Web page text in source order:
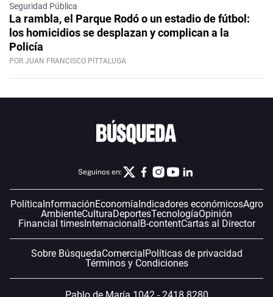
Seguridad Pública
La rambla, el Parque Rodó o un estadio de fútbol:
los homicidios se desplazan y complican a la
Policía
POR JUAN FRANCISCO PITTALUGA
Seguinos en:
Política InformaciónEconomía Indicadores económicosAgro
AmbienteCulturaDeportesTecnologíaOpinión
Financial timesInternacional B-contentCartas al Director
Sobre BúsquedaComercial Políticas de privacidad
Términos y Condiciones